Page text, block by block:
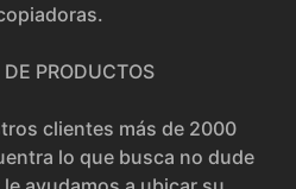
PRODUCTOS
clientes más de 2000
lo que busca no dude